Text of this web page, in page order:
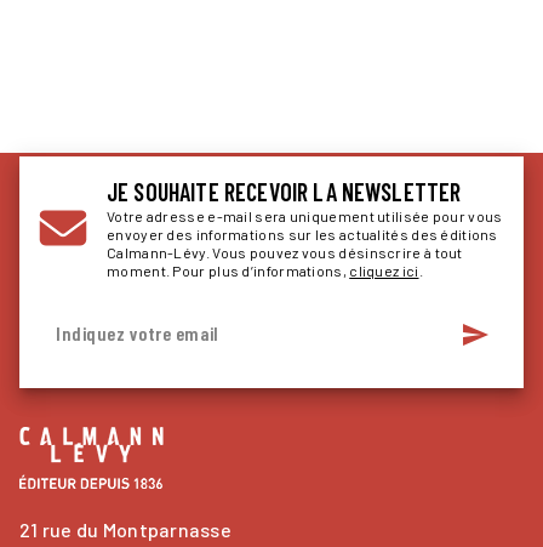
JE SOUHAITE RECEVOIR LA NEWSLETTER
Votre adresse e-mail sera uniquement utilisée pour vous
envoyer des informations sur les actualités des éditions
Calmann-Lévy. Vous pouvez vous désinscrire à tout
moment. Pour plus d’informations, cliquez ici
Indiquez votre email send
21 rue du Montparnasse